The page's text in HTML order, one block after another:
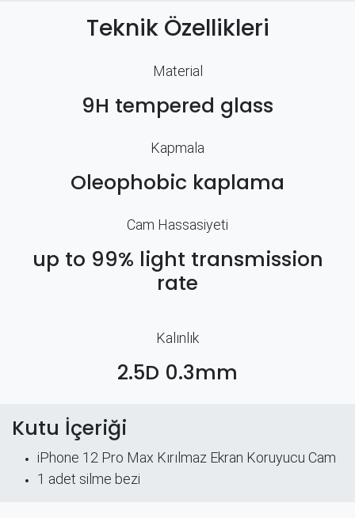
Teknik Özellikleri
Material
9H tempered glass
Kapmala
Oleophobic kaplama
Cam Hassasiyeti
up to 99% light transmission
rate
Kalınlık
2.5D 0.3mm
Kutu İçeriği
iPhone 12 Pro Max Kırılmaz Ekran Koruyucu Cam
​1 adet silme bezi